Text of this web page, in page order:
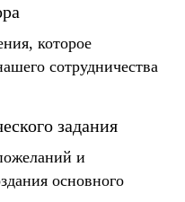
которое
сотрудничества
задания
и
основного